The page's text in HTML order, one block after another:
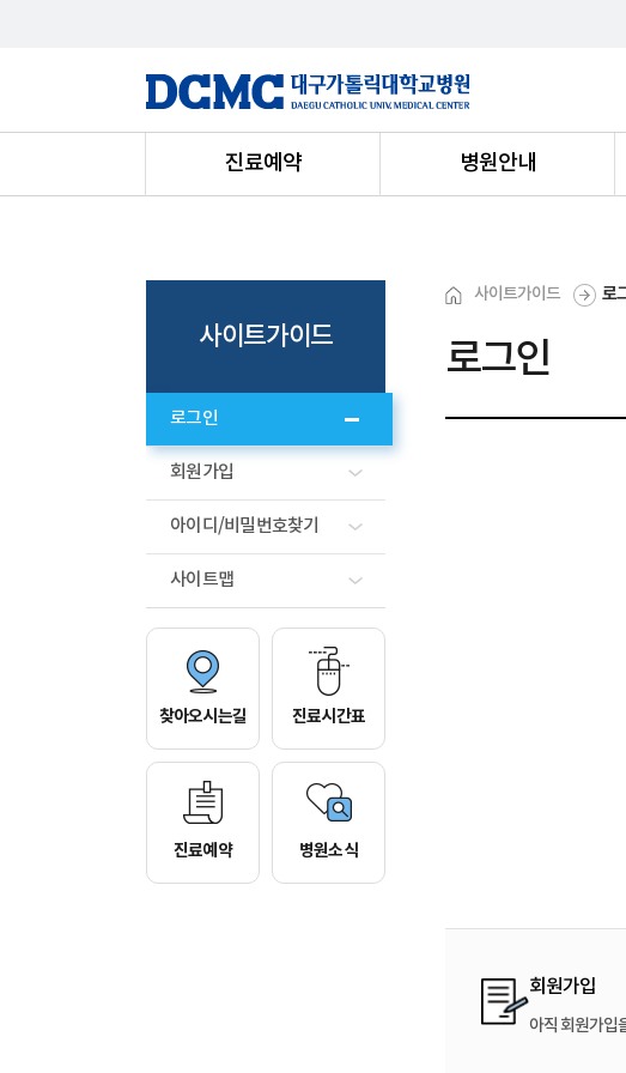
진료예약 병원안내
사이트가이드
로그인
회원가입
아이디/비밀번호찾기
사이트맵
찾아오시는길 진료시간표
진료예약 병원소식
로그인
사이트가이드 로
회원가입
아직 회원가입